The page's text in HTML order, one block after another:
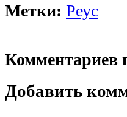
Метки: Реус
Комментариев
Добавить